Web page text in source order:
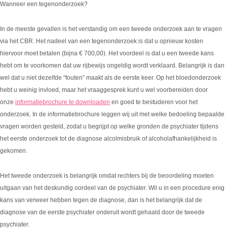
Wanneer een tegenonderzoek?
In de meeste gevallen is het verstandig om een tweede onderzoek aan te vragen
via het CBR. Het nadeel van een tegenonderzoek is dat u opnieuw kosten
hiervoor moet betalen (bijna € 700,00). Het voordeel is dat u een tweede kans
hebt om te voorkomen dat uw rijbewijs ongeldig wordt verklaard. Belangrijk is dan
wel dat u niet dezelfde “fouten” maakt als de eerste keer. Op het bloedonderzoek
hebt u weinig invloed, maar het vraaggesprek kunt u wel voorbereiden door
onze informatiebrochure te downloaden en goed te bestuderen voor het
onderzoek. In de informatiebrochure leggen wij uit met welke bedoeling bepaalde
vragen worden gesteld, zodat u begrijpt op welke gronden de psychiater tijdens
het eerste onderzoek tot de diagnose alcolmisbruik of alcoholafhankelijkheid is
gekomen.
Het tweede onderzoek is belangrijk omdat rechters bij de beoordeling moeten
uitgaan van het deskundig oordeel van de psychiater. Wil u in een procedure enig
kans van verweer hebben tegen de diagnose, dan is het belangrijk dat de
diagnose van de eerste psychiater onderuit wordt gehaald door de tweede
psychiater.